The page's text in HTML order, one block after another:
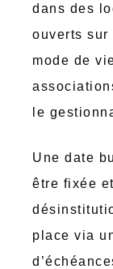
dans des
ouverts sur
mode de
le
Une date
être fixée
place via